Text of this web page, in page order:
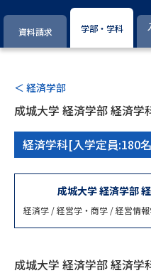
過去問題集
専門学校の資料請求
留学・進学関連、塾・予備校
大学入学共通テスト「受験上の
配慮案内」の請求
幼稚園教員資格認定試験
高等学校（情報）教員資格認定
資料請求 学部・学科
＜ 経済学部
成城大学 経済学部 経済学
経済学科[入学定員:180
成城大学 経済学部
経済学 / 経営学・商学 / 経営情
成城大学 経済学部 経済学